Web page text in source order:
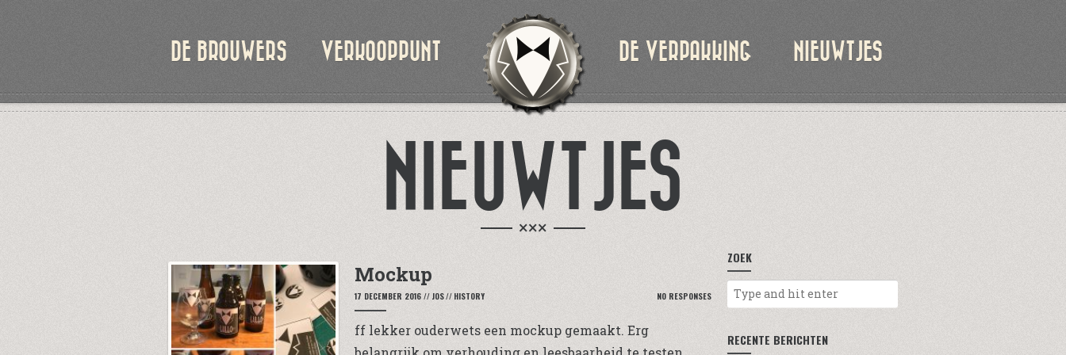
DE BROUWERS VERKOOPPUNT DE VERPAKKING NIEUWTJES
NIEUWTJES
×××
Mockup
17 DECEMBER 2016 // JOS// HISTORY NO RESPONSES
ff lekker ouderwets een mockup gemaakt. Erg
ZOEK
RECENTE BERICHTEN